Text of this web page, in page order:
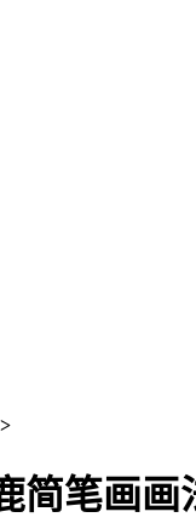
>
简笔画画